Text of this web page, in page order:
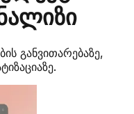
განვითარებაზე,